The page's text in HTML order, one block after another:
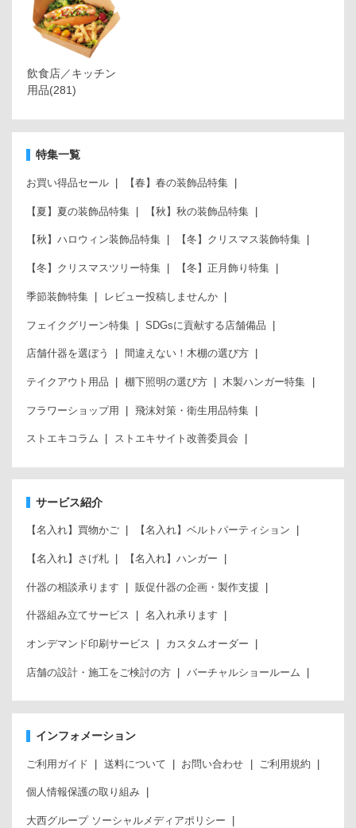
飲食店／キッチン
用品(281)
特集一覧
お買い得品セール 【春】春の装飾品特集
【夏】夏の装飾品特集 【秋】秋の装飾品特集
【秋】ハロウィン装飾品特集 【冬】クリスマス装飾特集
【冬】クリスマスツリー特集 【冬】正月飾り特集
季節装飾特集 レビュー投稿しませんか
フェイクグリーン特集 SDGsに貢献する店舗備品
店舗什器を選ぼう 間違えない！木棚の選び方
テイクアウト用品 棚下照明の選び方 木製ハンガー特集
フラワーショップ用 飛沫対策・衛生用品特集
ストエキコラム ストエキサイト改善委員会
サービス紹介
【名入れ】買物かご 【名入れ】ベルトパーティション
【名入れ】さげ札 【名入れ】ハンガー
什器の相談承ります 販促什器の企画・製作支援
什器組み立てサービス 名入れ承ります
オンデマンド印刷サービス カスタムオーダー
店舗の設計・施工をご検討の方 バーチャルショールーム
インフォメーション
ご利用ガイド 送料について お問い合わせ ご利用規約
個人情報保護の取り組み
大西グループ ソーシャルメディアポリシー